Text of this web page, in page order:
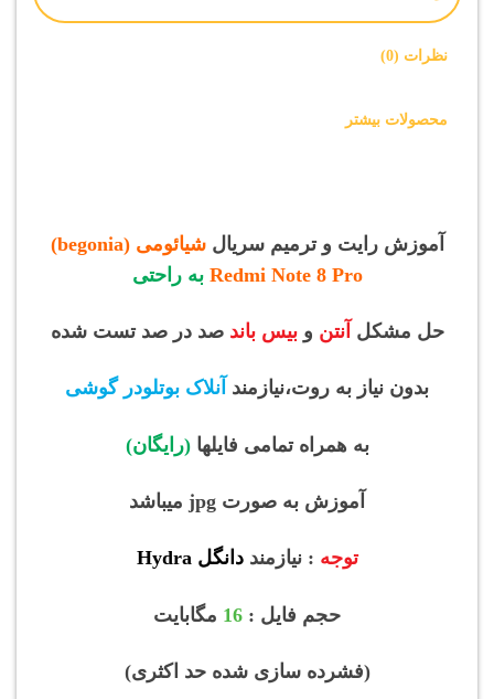
نظرات (0)
محصولات بیشتر
آموزش رایت و ترمیم سریال
شیائومی (begonia)
Redmi Note 8 Pro به راحتی
حل مشکل آنتن وبیس باند صد در صد تست شده
بدون نیاز به روت،نیازمند آنلاک بوتلودر گوشی
به همراه تمامی فایلها(رایگان)
آموزش به صورت jpg میباشد
توجه : نیازمنددانگل Hydra
حجم فایل : 16 مگابایت
(فشرده سازی شده حد اکثری)